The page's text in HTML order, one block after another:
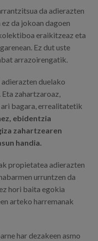
da adierazten
da jokoan dagoen
eraikitzeaz eta
Ez dut uste
arrazoirengatik.
duelako
zahartzaroaz,
bagara, errealitatetik
ebidentzia
zahartzearen
handia.
propietatea adierazten
urruntzen da
hori baita egokia
arteko harremanak
har dezakeen asmo